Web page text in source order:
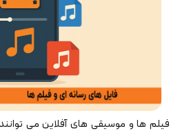
فیلم ها و موسیقی های آفلاین می